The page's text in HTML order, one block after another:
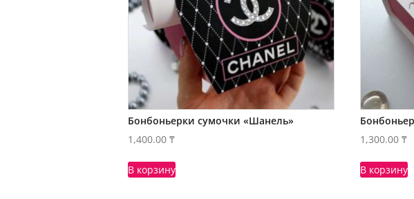
Бонбоньерки сумочки «Шанель»
1,400.00 ₸
В корзину
1,300.00₸
В корзину